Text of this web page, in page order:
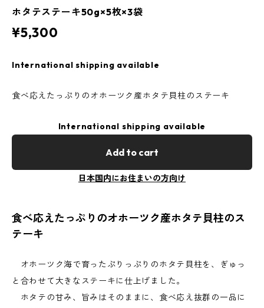
ホタテステーキ50g×5枚×3袋
¥5,300
International shipping available
食べ応えたっぷりのオホーツク産ホタテ貝柱のステーキ
International shipping available
Add to cart
日本国内にお住まいの方向け
食べ応えたっぷりのオホーツク産ホタテ貝柱のス
テーキ
オホーツク海で育ったぷりっぷりのホタテ貝柱を、ぎゅっ
と合わせて大きなステーキに仕上げました。
ホタテの甘み、旨みはそのままに、食べ応え抜群の一品に